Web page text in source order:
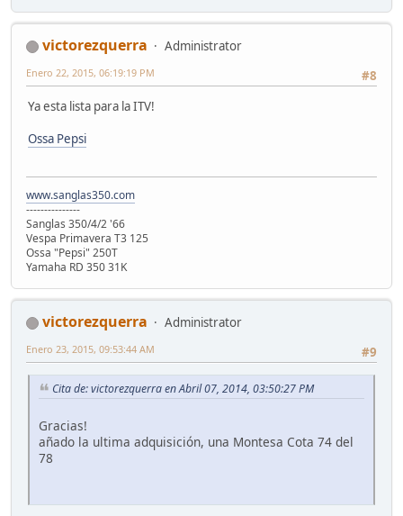
victorezquerra
Administrator
#8
Enero 22, 2015, 06:19:19 PM
Ya esta lista para la ITV!
Ossa Pepsi
www.sanglas350.com
---------------
Sanglas 350/4/2 '66
Vespa Primavera T3 125
Ossa "Pepsi" 250T
Yamaha RD 350 31K
victorezquerra
Administrator
#9
Enero 23, 2015, 09:53:44 AM
Cita de: victorezquerra en Abril 07, 2014, 03:50:27 PM
Gracias!
añado la ultima adquisición, una Montesa Cota 74 del
78